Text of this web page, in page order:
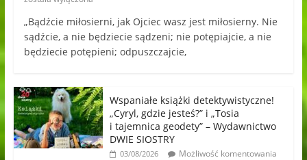
„Bądźcie miłosierni, jak Ojciec wasz jest miłosierny. Nie
sądźcie, a nie będziecie sądzeni; nie potępiajcie, a nie
będziecie potępieni; odpuszczajcie,
Wspaniałe książki detektywistyczne!
„Cyryl, gdzie jesteś?” i „Tosia
i tajemnica geodety” – Wydawnictwo
DWIE SIOSTRY
03/08/2026
Możliwość komentowania